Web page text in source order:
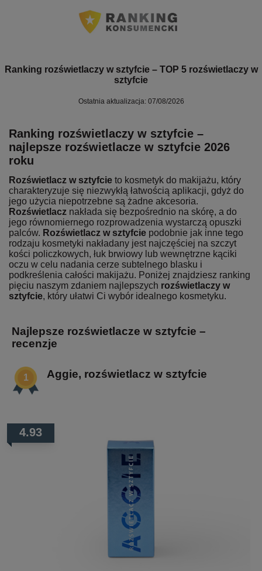
Ranking rozświetlaczy w sztyfcie – TOP 5 rozświetlaczy w
sztyfcie
Ostatnia aktualizacja: 07/08/2026
Ranking rozświetlaczy w sztyfcie –
najlepsze rozświetlacze w sztyfcie 2026
roku
Rozświetlacz w sztyfcie to kosmetyk do makijażu, który
charakteryzuje się niezwykłą łatwością aplikacji, gdyż do
jego użycia niepotrzebne są żadne akcesoria.
Rozświetlacz nakłada się bezpośrednio na skórę, a do
jego równomiernego rozprowadzenia wystarczą opuszki
palców. Rozświetlacz w sztyfcie podobnie jak inne tego
rodzaju kosmetyki nakładany jest najczęściej na szczyt
kości policzkowych, łuk brwiowy lub wewnętrzne kąciki
oczu w celu nadania cerze subtelnego blasku i
podkreślenia całości makijażu. Poniżej znajdziesz ranking
pięciu naszym zdaniem najlepszych rozświetlaczy w
sztyfcie, który ułatwi Ci wybór idealnego kosmetyku.
Najlepsze rozświetlacze w sztyfcie –
recenzje
Aggie, rozświetlacz w sztyfcie
4.93